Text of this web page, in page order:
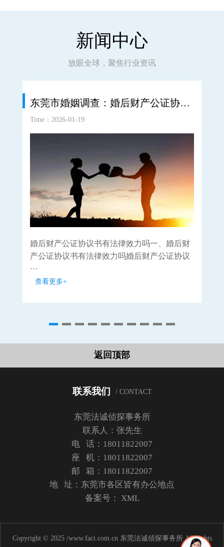
新闻中心
放眼全球，聚焦行业资讯
东莞市婚姻调查：婚后财产公证协议书有法律效力吗
Time：2026-01-19
婚后财产公证协议书有法律效力吗一、婚后财
产公证协议书有法律效力吗婚后财产公证协议
···
查看更多+
返回顶部
联系我们 / CONTACT
东莞法诚侦探事务所
联系人：张先生
电 话：18011822007
座 机：18011822007
邮 箱：18011822007
地 址：东莞市各区皆有办公地点
备案号： XML
Copyright © 2025 /www.faci.com.cn 东莞法诚侦探事务所 All rights